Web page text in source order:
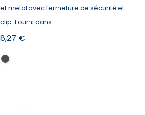
et metal avec fermeture de sécurité et
clip. Fourni dans...
Prix
8,27 €
Noir